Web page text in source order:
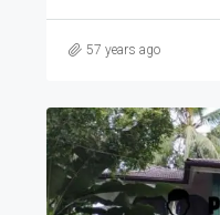
57 years ago